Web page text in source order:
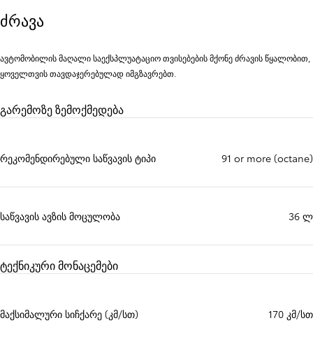
ძრავა
ავტომობილის მაღალი საექსპლუატაციო თვისებების მქონე ძრავის წყალობით,
ყოველთვის თავდაჯერებულად იმგზავრებთ.
გარემოზე ზემოქმედება
რეკომენდირებული საწვავის ტიპი 91 or more (octane)
საწვავის ავზის მოცულობა 36 ლ
ტექნიკური მონაცემები
მაქსიმალური სიჩქარე (კმ/სთ) 170 კმ/სთ